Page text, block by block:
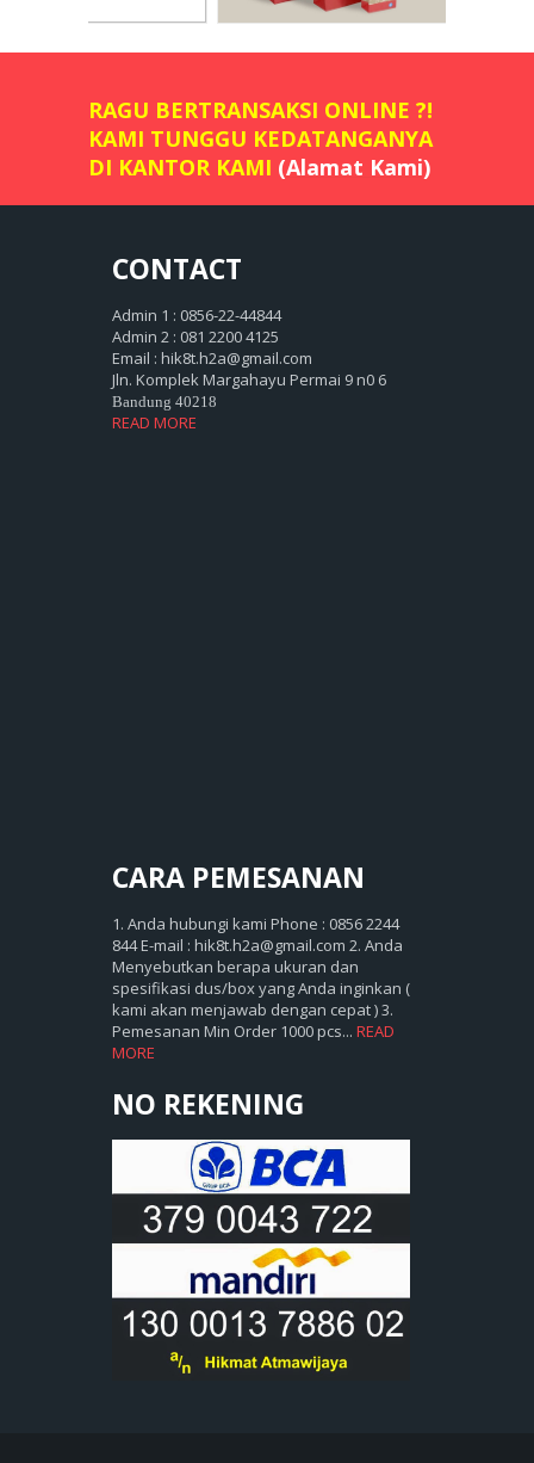
RAGU BERTRANSAKSI ONLINE ?!
KAMI TUNGGU KEDATANGANYA
DI KANTOR KAMI (Alamat Kami)
CONTACT
Admin 1 : 0856-22-44844
Admin 2 : 081 2200 4125
Email : hik8t.h2a@gmail.com
Jln. Komplek Margahayu Permai 9 n0 6
Bandung 40218
READ MORE
CARA PEMESANAN
1. Anda hubungi kami Phone : 0856 2244
844 E-mail : hik8t.h2a@gmail.com 2. Anda
Menyebutkan berapa ukuran dan
spesifikasi dus/box yang Anda inginkan (
kami akan menjawab dengan cepat ) 3.
Pemesanan Min Order 1000 pcs... READ
MORE
NO REKENING